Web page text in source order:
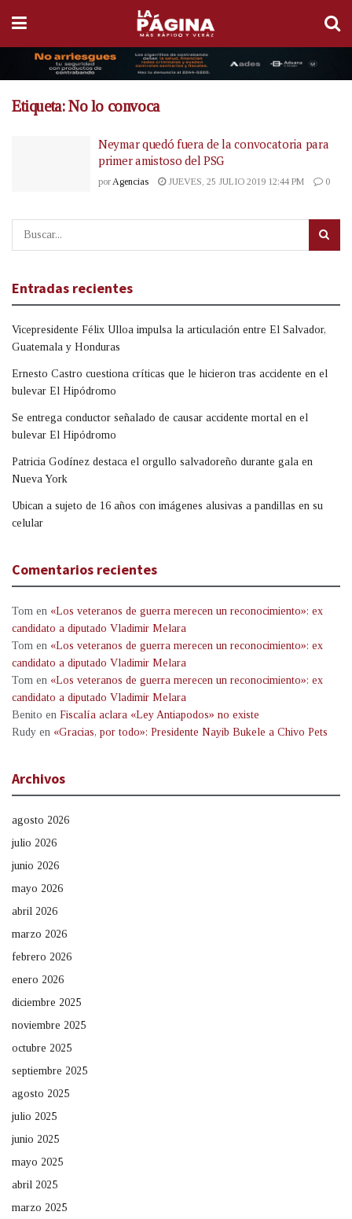
Etiqueta:No lo convoca
Neymar quedó fuera de la convocatoria para
primer amistoso del PSG
por Agencias JUEVES, 25 JULIO 2019 12:44 PM 0
Entradas recientes
Vicepresidente Félix Ulloa impulsa la articulación entre El Salvador,
Guatemala y Honduras
Ernesto Castro cuestiona críticas que le hicieron tras accidente en el
bulevar El Hipódromo
Se entrega conductor señalado de causar accidente mortal en el
bulevar El Hipódromo
Patricia Godínez destaca el orgullo salvadoreño durante gala en
Nueva York
Ubican a sujeto de 16 años con imágenes alusivas a pandillas en su
celular
Comentarios recientes
Tom en «Los veteranos de guerra merecen un reconocimiento»: ex
candidato a diputado Vladimir Melara
Tom en «Los veteranos de guerra merecen un reconocimiento»: ex
candidato a diputado Vladimir Melara
Tom en «Los veteranos de guerra merecen un reconocimiento»: ex
candidato a diputado Vladimir Melara
Benito en Fiscalía aclara «Ley Antiapodos» no existe
Rudy en «Gracias, por todo»: Presidente Nayib Bukele a Chivo Pets
Archivos
agosto 2026
julio 2026
junio 2026
mayo 2026
abril 2026
marzo 2026
febrero 2026
enero 2026
diciembre 2025
noviembre 2025
octubre 2025
septiembre 2025
agosto 2025
julio 2025
junio 2025
mayo 2025
abril 2025
marzo 2025